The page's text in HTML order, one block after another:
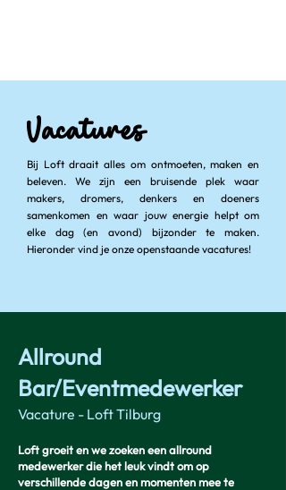
Vacatures
Bij Loft draait alles om ontmoeten, maken en
beleven. We zijn een bruisende plek waar
makers, dromers, denkers en doeners
samenkomen en waar jouw energie helpt om
elke dag (en avond) bijzonder te maken.
Hieronder vind je onze openstaande vacatures!
Allround
Bar/Eventmedewerker
Vacature - Loft Tilburg
Loft groeit en we zoeken een allround
medewerker die het leuk vindt om op
verschillende dagen en momenten mee te